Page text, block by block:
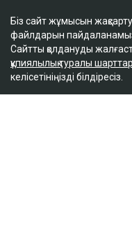
Оқиғалар
Олимпиада
footer.menu-title-2
Біз сайт жұмысын
файлдарын
Сайтты қолдануды
құпиялылық туралы
келісетініңізді білдіресіз.